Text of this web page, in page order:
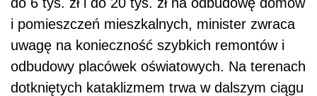
i pomieszczeń mieszkalnych, minister zwraca
uwagę na konieczność szybkich remontów i
odbudowy placówek oświatowych. Na terenach
dotkniętych kataklizmem trwa w dalszym ciągu